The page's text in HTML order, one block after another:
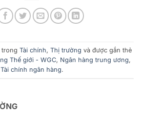
trong Tài chính, Thị trường và được gắn thẻ
Thế giới - WGC, Ngân hàng trung ương,
Tài chính ngân hàng.